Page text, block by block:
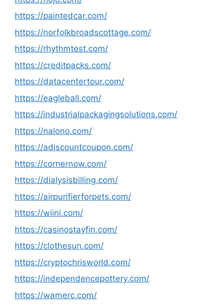
https://paintedcar.com/
https://norfolkbroadscottage.com/
https://rhythmtest.com/
https://creditpacks.com/
https://datacentertour.com/
https://eagleball.com/
https://industrialpackagingsolutions.com/
https://nalono.com/
https://adiscountcoupon.com/
https://cornernow.com/
https://dialysisbilling.com/
https://airpurifierforpets.com/
https://wiini.com/
https://casinostayfin.com/
https://clothesun.com/
https://cryptochrisworld.com/
https://independencepottery.com/
https://wamerc.com/